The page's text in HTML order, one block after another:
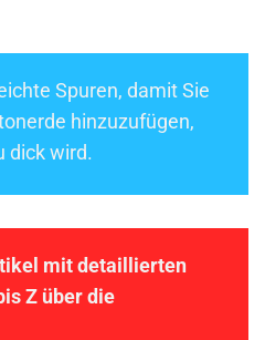
Spuren, damit Sie
hinzuzufügen,
dick wird.
mit detaillierten
Z über die